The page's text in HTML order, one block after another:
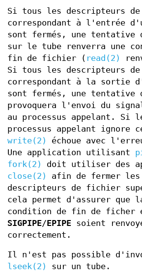
Si tous les descripteurs
correspondant à l'entrée
sont fermés, une tentative
sur le tube renverra une
fin de fichier ( read(2)
Si tous les descripteurs
correspondant à la sortie
sont fermés, une tentative
provoquera l'envoi du
au processus appelant. Si
processus appelant ignore
write(2)
échoue avec
Une application utilisant
fork(2)
doit utiliser des
close(2)
afin de fermer les
descripteurs de fichier
cela permet d'assurer que
condition de fin de ficher
SIGPIPE/EPIPE soient
correctement.
Il n'est pas possible
lseek(2)
sur un tube.